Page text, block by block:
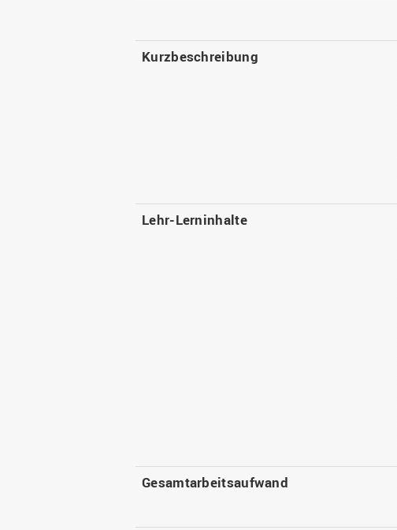
Kurzbeschreibung
Lehr-Lerninhalte
Gesamtarbeitsaufwand